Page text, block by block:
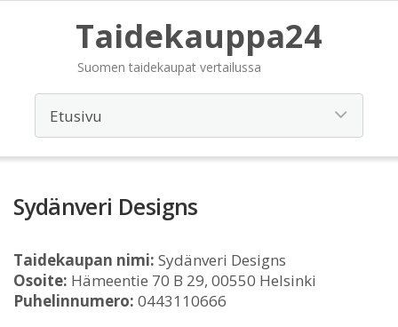
Taidekauppa24
Suomen taidekaupat vertailussa
Sydänveri Designs
Taidekaupan nimi: Sydänveri Designs
Osoite: Hämeentie 70 B 29, 00550 Helsinki
Puhelinnumero: 0443110666